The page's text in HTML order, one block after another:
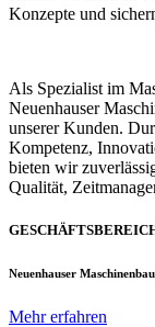
Konzepte und
Als Spezialist im
Neuenhauser
unserer Kunden.
Kompetenz,
bieten wir
Qualität,
Neuenhauser
Mehr erfahren